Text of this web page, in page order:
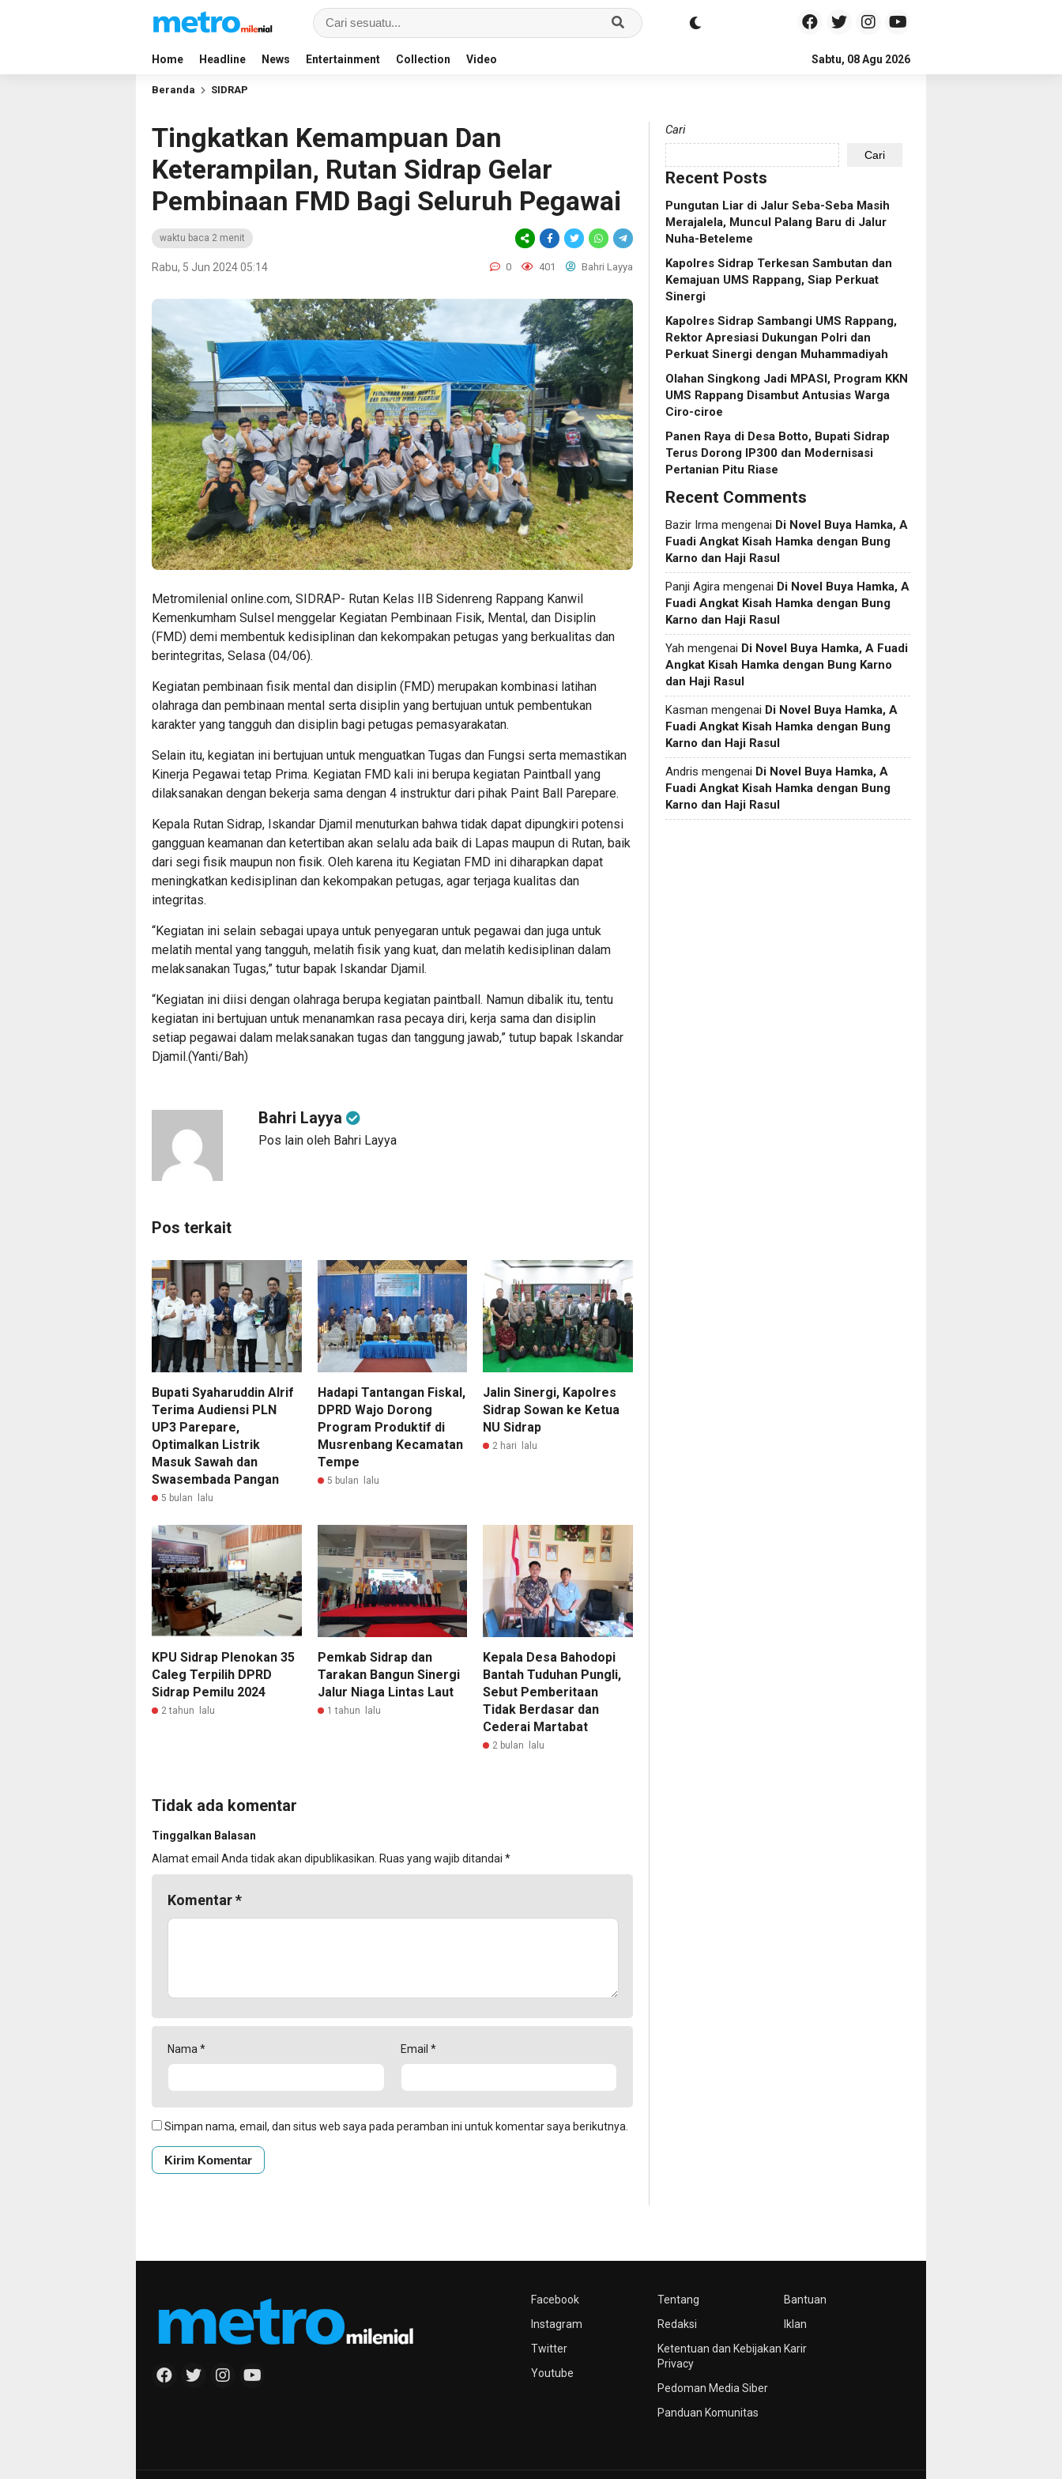
Home Headline News Entertainment Collection Video Sabtu, 08 Agu 2026
Beranda SIDRAP
Tingkatkan Kemampuan Dan
Keterampilan, Rutan Sidrap Gelar
Pembinaan FMD Bagi Seluruh Pegawai
waktu baca 2 menit
Rabu, 5 Jun 2024 05:14 0 401 Bahri Layya
Metromilenial online.com, SIDRAP- Rutan Kelas IIB Sidenreng Rappang Kanwil
Kemenkumham Sulsel menggelar Kegiatan Pembinaan Fisik, Mental, dan Disiplin
(FMD) demi membentuk kedisiplinan dan kekompakan petugas yang berkualitas dan
berintegritas, Selasa (04/06).
Kegiatan pembinaan fisik mental dan disiplin (FMD) merupakan kombinasi latihan
olahraga dan pembinaan mental serta disiplin yang bertujuan untuk pembentukan
karakter yang tangguh dan disiplin bagi petugas pemasyarakatan.
Selain itu, kegiatan ini bertujuan untuk menguatkan Tugas dan Fungsi serta memastikan
Kinerja Pegawai tetap Prima. Kegiatan FMD kali ini berupa kegiatan Paintball yang
dilaksanakan dengan bekerja sama dengan 4 instruktur dari pihak Paint Ball Parepare.
Kepala Rutan Sidrap, Iskandar Djamil menuturkan bahwa tidak dapat dipungkiri potensi
gangguan keamanan dan ketertiban akan selalu ada baik di Lapas maupun di Rutan, baik
dari segi fisik maupun non fisik. Oleh karena itu Kegiatan FMD ini diharapkan dapat
meningkatkan kedisiplinan dan kekompakan petugas, agar terjaga kualitas dan
integritas.
“Kegiatan ini selain sebagai upaya untuk penyegaran untuk pegawai dan juga untuk
melatih mental yang tangguh, melatih fisik yang kuat, dan melatih kedisiplinan dalam
melaksanakan Tugas,” tutur bapak Iskandar Djamil.
“Kegiatan ini diisi dengan olahraga berupa kegiatan paintball. Namun dibalik itu, tentu
kegiatan ini bertujuan untuk menanamkan rasa pecaya diri, kerja sama dan disiplin
setiap pegawai dalam melaksanakan tugas dan tanggung jawab,” tutup bapak Iskandar
Djamil.(Yanti/Bah)
Bahri Layya
Pos lain oleh Bahri Layya
Pos terkait
Bupati Syaharuddin Alrif
Terima Audiensi PLN
UP3 Parepare,
Optimalkan Listrik
Masuk Sawah dan
Swasembada Pangan
5 bulan lalu
Hadapi Tantangan Fiskal,
DPRD Wajo Dorong
Program Produktif di
Musrenbang Kecamatan
Tempe
5 bulan lalu
Jalin Sinergi, Kapolres
Sidrap Sowan ke Ketua
NU Sidrap
2 hari lalu
KPU Sidrap Plenokan 35
Caleg Terpilih DPRD
Sidrap Pemilu 2024
2 tahun lalu
Pemkab Sidrap dan
Tarakan Bangun Sinergi
Jalur Niaga Lintas Laut
1 tahun lalu
Kepala Desa Bahodopi
Bantah Tuduhan Pungli,
Sebut Pemberitaan
Tidak Berdasar dan
Cederai Martabat
2 bulan lalu
Tidak ada komentar
Tinggalkan Balasan
Alamat email Anda tidak akan dipublikasikan. Ruas yang wajib ditandai *
Komentar*
Nama * Email *
Simpan nama, email, dan situs web saya pada peramban ini untuk komentar saya berikutnya.
Cari
Cari
Recent Posts
Pungutan Liar di Jalur Seba-Seba Masih
Merajalela, Muncul Palang Baru di Jalur
Nuha-Beteleme
Kapolres Sidrap Terkesan Sambutan dan
Kemajuan UMS Rappang, Siap Perkuat
Sinergi
Kapolres Sidrap Sambangi UMS Rappang,
Rektor Apresiasi Dukungan Polri dan
Perkuat Sinergi dengan Muhammadiyah
Olahan Singkong Jadi MPASI, Program KKN
UMS Rappang Disambut Antusias Warga
Ciro-ciroe
Panen Raya di Desa Botto, Bupati Sidrap
Terus Dorong IP300 dan Modernisasi
Pertanian Pitu Riase
Recent Comments
Bazir Irma mengenai Di Novel Buya Hamka, A
Fuadi Angkat Kisah Hamka dengan Bung
Karno dan Haji Rasul
Panji Agira mengenai Di Novel Buya Hamka, A
Fuadi Angkat Kisah Hamka dengan Bung
Karno dan Haji Rasul
Yah mengenai Di Novel Buya Hamka, A Fuadi
Angkat Kisah Hamka dengan Bung Karno
dan Haji Rasul
Kasman mengenai Di Novel Buya Hamka, A
Fuadi Angkat Kisah Hamka dengan Bung
Karno dan Haji Rasul
Andris mengenai Di Novel Buya Hamka, A
Fuadi Angkat Kisah Hamka dengan Bung
Karno dan Haji Rasul
Facebook
Instagram
Twitter
Youtube
Tentang
Redaksi
Ketentuan dan Kebijakan
Privacy
Pedoman Media Siber
Panduan Komunitas
Bantuan
Iklan
Karir